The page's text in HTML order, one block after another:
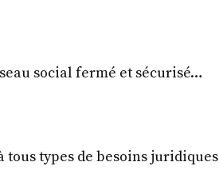
social fermé et sécurisé…
tous types de besoins juridiques